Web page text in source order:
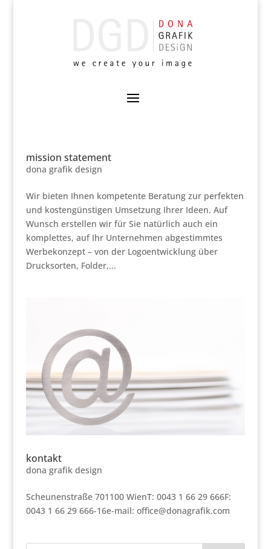
mission statement
dona grafik design
Wir bieten Ihnen kompetente Beratung zur perfekten
und kostengünstigen Umsetzung Ihrer Ideen. Auf
Wunsch erstellen wir für Sie natürlich auch ein
komplettes, auf Ihr Unternehmen abgestimmtes
Werbekonzept – von der Logoentwicklung über
Drucksorten, Folder,...
kontakt
dona grafik design
Scheunenstraße 701100 WienT: 0043 1 66 29 666F:
0043 1 66 29 666-16e-mail: office@donagrafik.com